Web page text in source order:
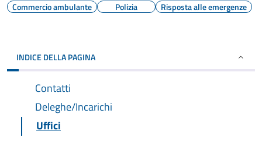
Commercio ambulante
Polizia Risposta alle emergenze
INDICE DELLA PAGINA
Contatti
Deleghe/Incarichi
Uffici